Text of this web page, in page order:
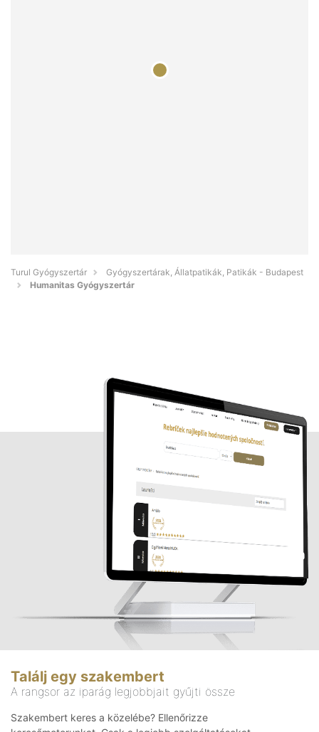
Turul Gyógyszertár
Gyógyszertárak, Állatpatikák, Patikák - Budapest
Humanitas Gyógyszertár
Találj egy szakembert
A rangsor az iparág legjobbjait gyűjti össze
Szakembert keres a közelébe? Ellenőrizze